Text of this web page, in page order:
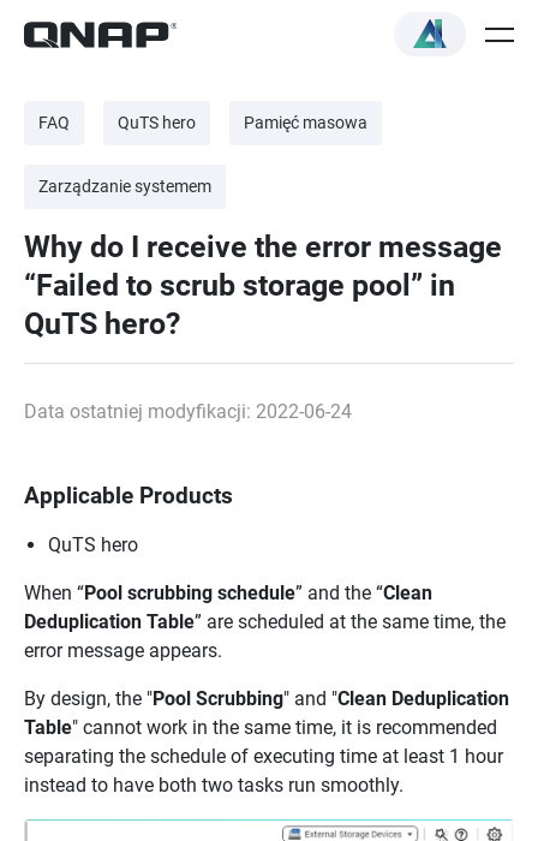
FAQ QuTS hero Pamięć masowa
Zarządzanie systemem
Why do I receive the error message
“Failed to scrub storage pool” in
QuTS hero?
Data ostatniej modyfikacji: 2022-06-24
Applicable Products
QuTS hero
When “Pool scrubbing schedule” and the “Clean
Deduplication Table” are scheduled at the same time, the
error message appears.
By design, the "Pool Scrubbing" and "Clean Deduplication
Table" cannot work in the same time, it is recommended
separating the schedule of executing time at least 1 hour
instead to have both two tasks run smoothly.